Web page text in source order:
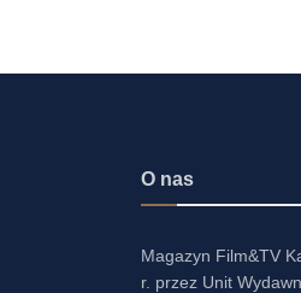
O nas
Magazyn Film&TV
r. przez Unit